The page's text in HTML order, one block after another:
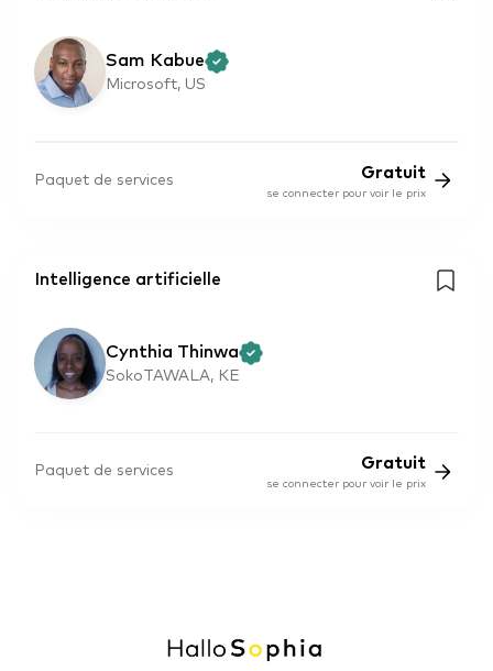
Sam Kabue
Microsoft, US
Paquet de services Gratuit
se connecter pour voir le prix
Intelligence artificielle
Cynthia Thinwa
SokoTAWALA, KE
Paquet de services Gratuit
se connecter pour voir le prix